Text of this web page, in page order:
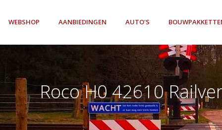
WEBSHOP AANBIEDINGEN AUTO'S
Roco H0 42610